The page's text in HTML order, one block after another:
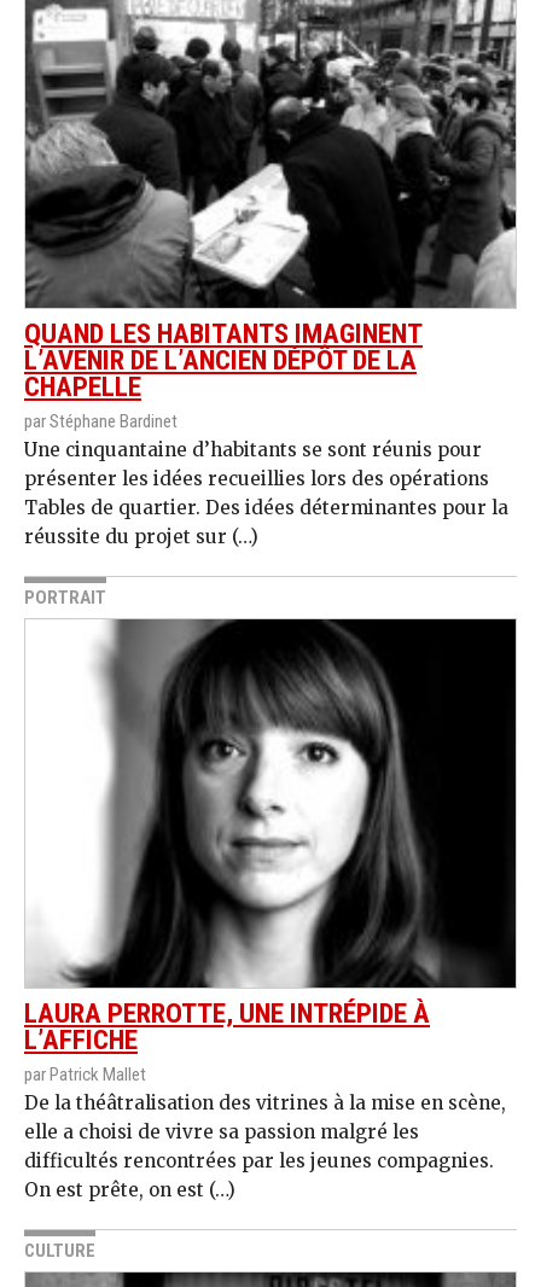
QUAND LES HABITANTS IMAGINENT
L’AVENIR DE L’ANCIEN DÉPÔT DE LA
CHAPELLE
par Stéphane Bardinet
Une cinquantaine d’habitants se sont réunis pour
présenter les idées recueillies lors des opérations
Tables de quartier. Des idées déterminantes pour la
réussite du projet sur (…)
PORTRAIT
LAURA PERROTTE, UNE INTRÉPIDE À
L’AFFICHE
par Patrick Mallet
De la théâtralisation des vitrines à la mise en scène,
elle a choisi de vivre sa passion malgré les
difficultés rencontrées par les jeunes compagnies.
On est prête, on est (…)
CULTURE